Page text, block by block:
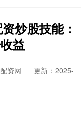
炒股技能：
益
资网
更新：2025-